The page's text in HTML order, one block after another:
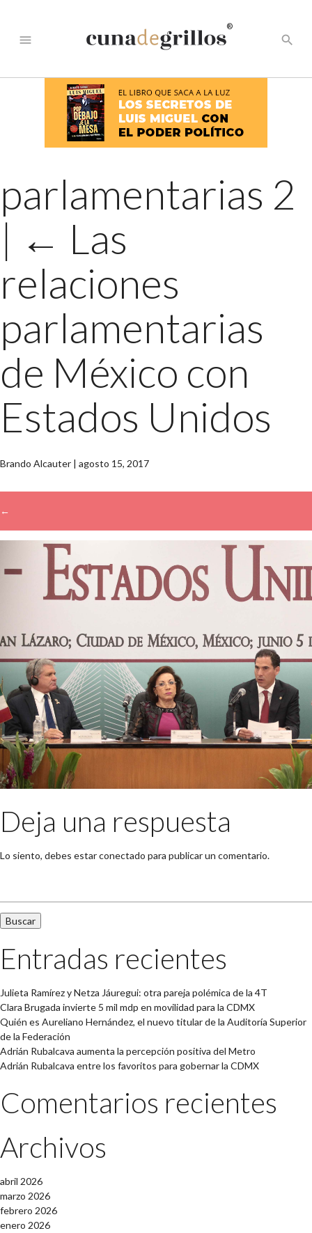
menu
®
search
parlamentarias 2
| ← Las
relaciones
parlamentarias
de México con
Estados Unidos
Brando Alcauter | agosto 15, 2017
←
Deja una respuesta
Lo siento, debes estarconectado para publicar un comentario.
Entradas recientes
Julieta Ramírez y Netza Jáuregui: otra pareja polémica de la 4T
Clara Brugada invierte 5 mil mdp en movilidad para la CDMX
Quién es Aureliano Hernández, el nuevo titular de la Auditoría Superior
de la Federación
Adrián Rubalcava aumenta la percepción positiva del Metro
Adrián Rubalcava entre los favoritos para gobernar la CDMX
Comentarios recientes
Archivos
abril 2026
marzo 2026
febrero 2026
enero 2026